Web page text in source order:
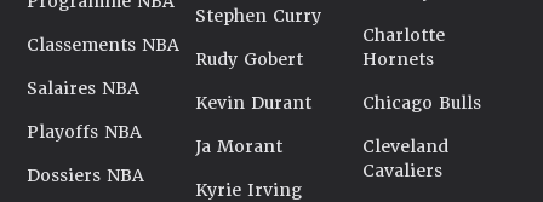
Classements NBA
Salaires NBA
Playoffs NBA
Dossiers NBA
Stephen Curry
Rudy Gobert
Kevin Durant
Ja Morant
Kyrie Irving
Charlotte
Hornets
Chicago Bulls
Cleveland
Cavaliers